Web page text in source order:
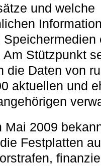
und welche
Speichermedien
Am Stützpunkt
die Daten von
aktuellen und
Mai 2009
Festplatten